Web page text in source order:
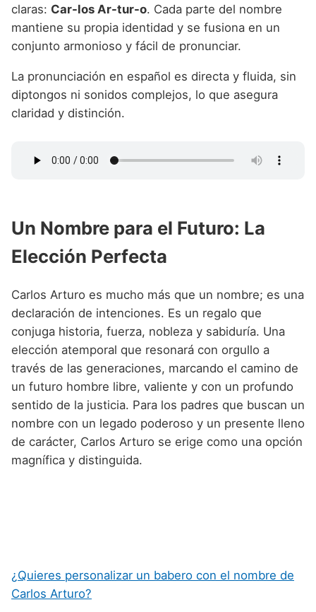
claras: Car-los Ar-tur-o. Cada parte del nombre
mantiene su propia identidad y se fusiona en un
conjunto armonioso y fácil de pronunciar.
La pronunciación en español es directa y fluida, sin
diptongos ni sonidos complejos, lo que asegura
claridad y distinción.
Un Nombre para el Futuro: La
Elección Perfecta
Carlos Arturo es mucho más que un nombre; es una
declaración de intenciones. Es un regalo que
conjuga historia, fuerza, nobleza y sabiduría. Una
elección atemporal que resonará con orgullo a
través de las generaciones, marcando el camino de
un futuro hombre libre, valiente y con un profundo
sentido de la justicia. Para los padres que buscan un
nombre con un legado poderoso y un presente lleno
de carácter, Carlos Arturo se erige como una opción
magnífica y distinguida.
¿Quieres personalizar un babero con el nombre de
Carlos Arturo?